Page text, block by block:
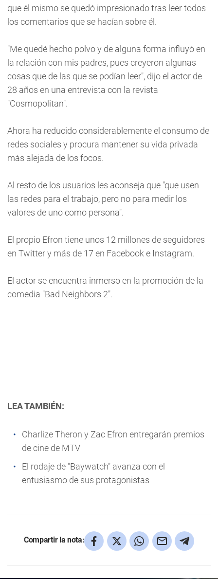
que él mismo se quedó impresionado tras leer todos
los comentarios que se hacían sobre él.
"Me quedé hecho polvo y de alguna forma influyó en
la relación con mis padres, pues creyeron algunas
cosas que de las que se podían leer", dijo el actor de
28 años en una entrevista con la revista
"Cosmopolitan".
Ahora ha reducido considerablemente el consumo de
redes sociales y procura mantener su vida privada
más alejada de los focos.
Al resto de los usuarios les aconseja que "que usen
las redes para el trabajo, pero no para medir los
valores de uno como persona".
El propio Efron tiene unos 12 millones de seguidores
en Twitter y más de 17 en Facebook e Instagram.
El actor se encuentra inmerso en la promoción de la
comedia "Bad Neighbors 2".
LEA TAMBIÉN:
Charlize Theron y Zac Efron entregarán premios
de cine de MTV
El rodaje de "Baywatch" avanza con el
entusiasmo de sus protagonistas
Compartir la nota: